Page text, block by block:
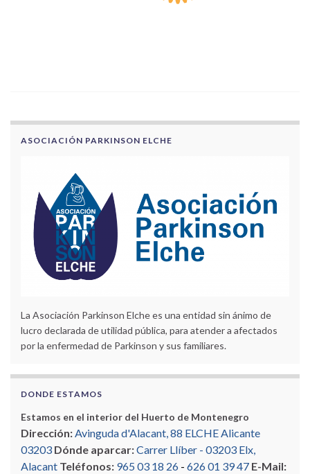
ASOCIACIÓN PARKINSON ELCHE
La Asociación Parkinson Elche es una entidad sin ánimo de
lucro declarada de utilidad pública, para atender a afectados
por la enfermedad de Parkinson y sus familiares.
DONDE ESTAMOS
Estamos en el interior del Huerto de Montenegro
Dirección:Avinguda d'Alacant, 88 ELCHE Alicante
03203 Dónde aparcar:Carrer Llíber - 03203 Elx,
Alacant Teléfonos: 965 03 18 26 - 626 01 39 47 E-Mail: